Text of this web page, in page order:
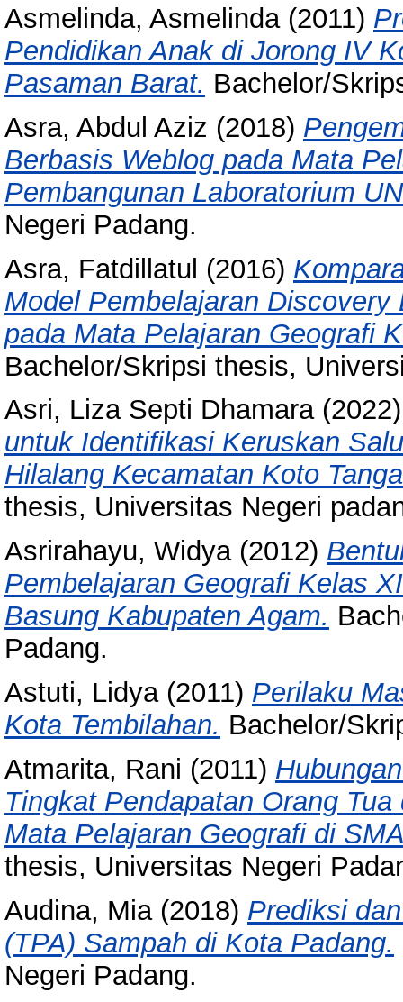
Asmelinda, Asmelinda(2011)
Pendidikan Anak di Jorong IV
Pasaman Barat. Bachelor/
Asra, Abdul Aziz (2018)
Berbasis Weblog pada Mata
Pembangunan Laboratorium
Negeri Padang.
Asra, Fatdillatul (2016)
Model Pembelajaran
pada Mata Pelajaran Geografi
Bachelor/Skripsi thesis,
Asri, Liza Septi Dhamara
untuk Identifikasi Keruskan
Hilalang Kecamatan Koto
thesis, Universitas Negeri
Asrirahayu, Widya(2012)
Pembelajaran Geografi Kelas
Basung Kabupaten Agam.
Padang.
Astuti, Lidya(2011) Perilaku
Kota Tembilahan. Bachelor/
Atmarita, Rani (2011)
Tingkat Pendapatan Orang
Mata Pelajaran Geografi di
thesis, Universitas Negeri
Audina, Mia(2018) Prediksi
(TPA) Sampah di Kota Padang.
Negeri Padang.